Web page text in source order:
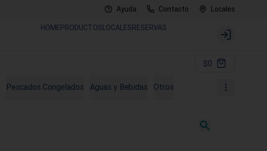
Ayuda Contacto Locales
HOMEPRODUCTOSLOCALESRESERVAS
Login
$0
Pescados Congelados Aguas y Bebidas Otros